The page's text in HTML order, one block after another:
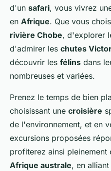
d'un safari, vous vivrez
en Afrique. Que vous
rivière Chobe, d'explorer
d'admirer les chutes
découvrir les félins dans
nombreuses et variées.
Prenez le temps de bien
choisissant une croisière
de l'environnement, et en
excursions proposées
profiterez ainsi pleinement
Afrique australe, en